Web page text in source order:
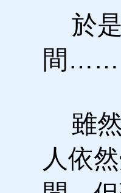
於是
間……
雖然
人依